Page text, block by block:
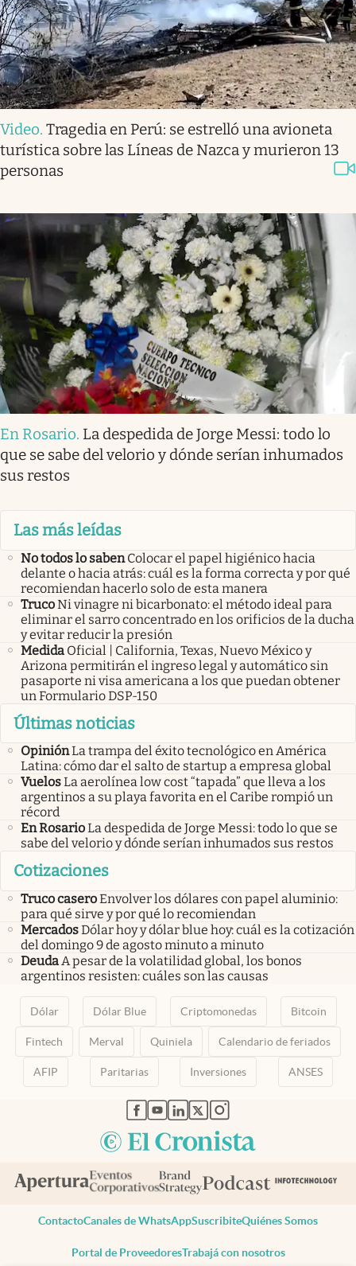
Video. Tragedia en Perú: se estrelló una avioneta
turística sobre las Líneas de Nazca y murieron 13
personas
En Rosario. La despedida de Jorge Messi: todo lo
que se sabe del velorio y dónde serían inhumados
sus restos
Las más leídas
No todos lo saben Colocar el papel higiénico hacia
delante o hacia atrás: cuál es la forma correcta y por qué
recomiendan hacerlo solo de esta manera
TrucoNi vinagre ni bicarbonato: el método ideal para
eliminar el sarro concentrado en los orificios de la ducha
y evitar reducir la presión
Medida Oficial | California, Texas, Nuevo México y
Arizona permitirán el ingreso legal y automático sin
pasaporte ni visa americana a los que puedan obtener
un Formulario DSP-150
Últimas noticias
OpiniónLa trampa del éxito tecnológico en América
Latina: cómo dar el salto de startup a empresa global
VuelosLa aerolínea low cost “tapada” que lleva a los
argentinos a su playa favorita en el Caribe rompió un
récord
En RosarioLa despedida de Jorge Messi: todo lo que se
sabe del velorio y dónde serían inhumados sus restos
Cotizaciones
Truco caseroEnvolver los dólares con papel aluminio:
para qué sirve y por qué lo recomiendan
MercadosDólar hoy y dólar blue hoy: cuál es la cotización
del domingo 9 de agosto minuto a minuto
Deuda A pesar de la volatilidad global, los bonos
argentinos resisten: cuáles son las causas
Dólar Dólar Blue Criptomonedas Bitcoin
Fintech Merval Quiniela Calendario de feriados
AFIP Paritarias Inversiones ANSES
abre en nueva pestaña
abre en nueva pestaña
abre en nueva pestaña
abre en nueva pestaña
abre en nueva pestaña
ContactoCanales de WhatsAppSuscribiteQuiénes Somos
Portal de ProveedoresTrabajá con nosotros